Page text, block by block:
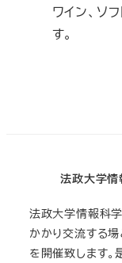
ワイン、ソ
す。
法政大学情
法政大学情報科
かかり交流する
を開催致します。